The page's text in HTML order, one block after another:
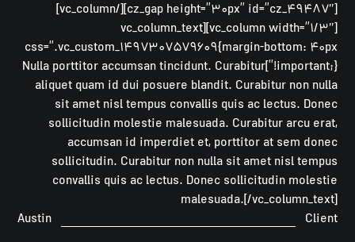
[cz_gap height=”۳۰px” id=”cz_۴۹۴۸۷″][/vc_column]
[vc_column width=”۱/۳″][vc_column_text
css=”.vc_custom_۱۴۹۷۳۰۷۵۷۹۶۰۹{margin-bottom: ۴۰px
!important;}”]Nulla porttitor accumsan tincidunt. Curabitur
aliquet quam id dui posuere blandit. Curabitur non nulla
sit amet nisl tempus convallis quis ac lectus. Donec
sollicitudin molestie malesuada. Curabitur arcu erat,
accumsan id imperdiet et, porttitor at sem donec
sollicitudin. Curabitur non nulla sit amet nisl tempus
convallis quis ac lectus. Donec sollicitudin molestie
malesuada.[/vc_column_text]
Client
Austin